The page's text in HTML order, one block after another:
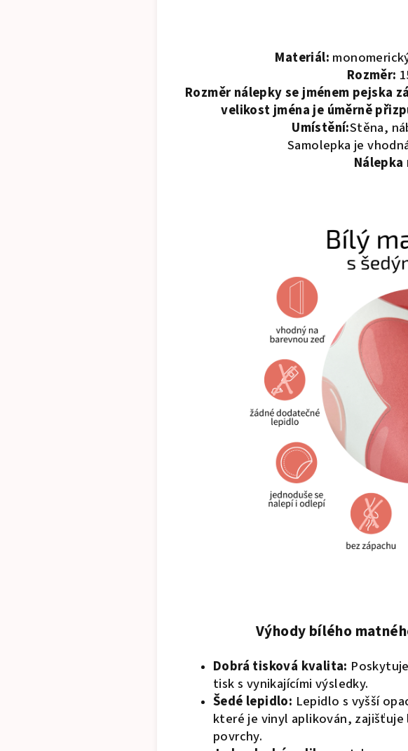
Materiál:
Rozměr:
Rozměr nálepky se jménem pejska
velikost jména je úměrně
Umístění:Stěna,
Samolepka je
Výhody bílého
Dobrá tisková kvalita:
tisk s vynikajícími výsledky.
Šedé lepidlo: Lepidlo s vyšší
které je vinyl aplikován,
povrchy.